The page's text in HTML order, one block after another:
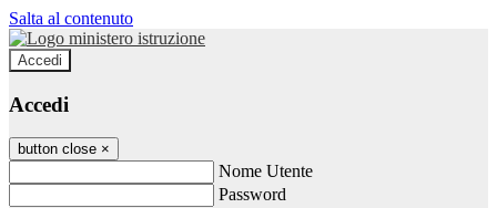
Salta al contenuto
Accedi
Accedi
button close ×
Nome Utente
Password